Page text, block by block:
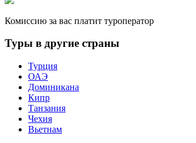
Комиссию за вас платит туроператор
Туры в другие страны
Турция
ОАЭ
Доминикана
Кипр
Танзания
Чехия
Вьетнам